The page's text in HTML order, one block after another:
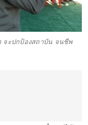
ะปกป้องสถาบัน จนชีพ